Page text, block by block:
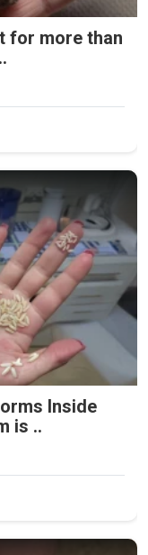
for more than
Inside
is ..